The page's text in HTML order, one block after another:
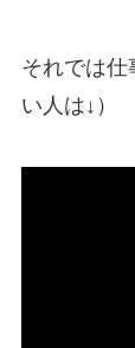
それでは仕
い人は↓）